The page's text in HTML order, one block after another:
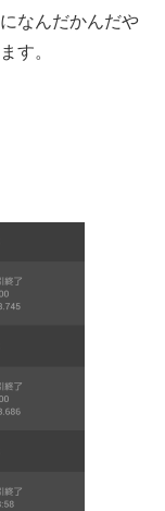
なんだかんだや
す。